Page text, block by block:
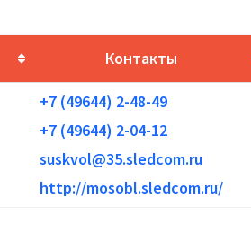
Контакты
+7 (49644) 2-48-49
+7 (49644) 2-04-12
suskvol@35.sledcom.ru
http://mosobl.sledcom.ru/